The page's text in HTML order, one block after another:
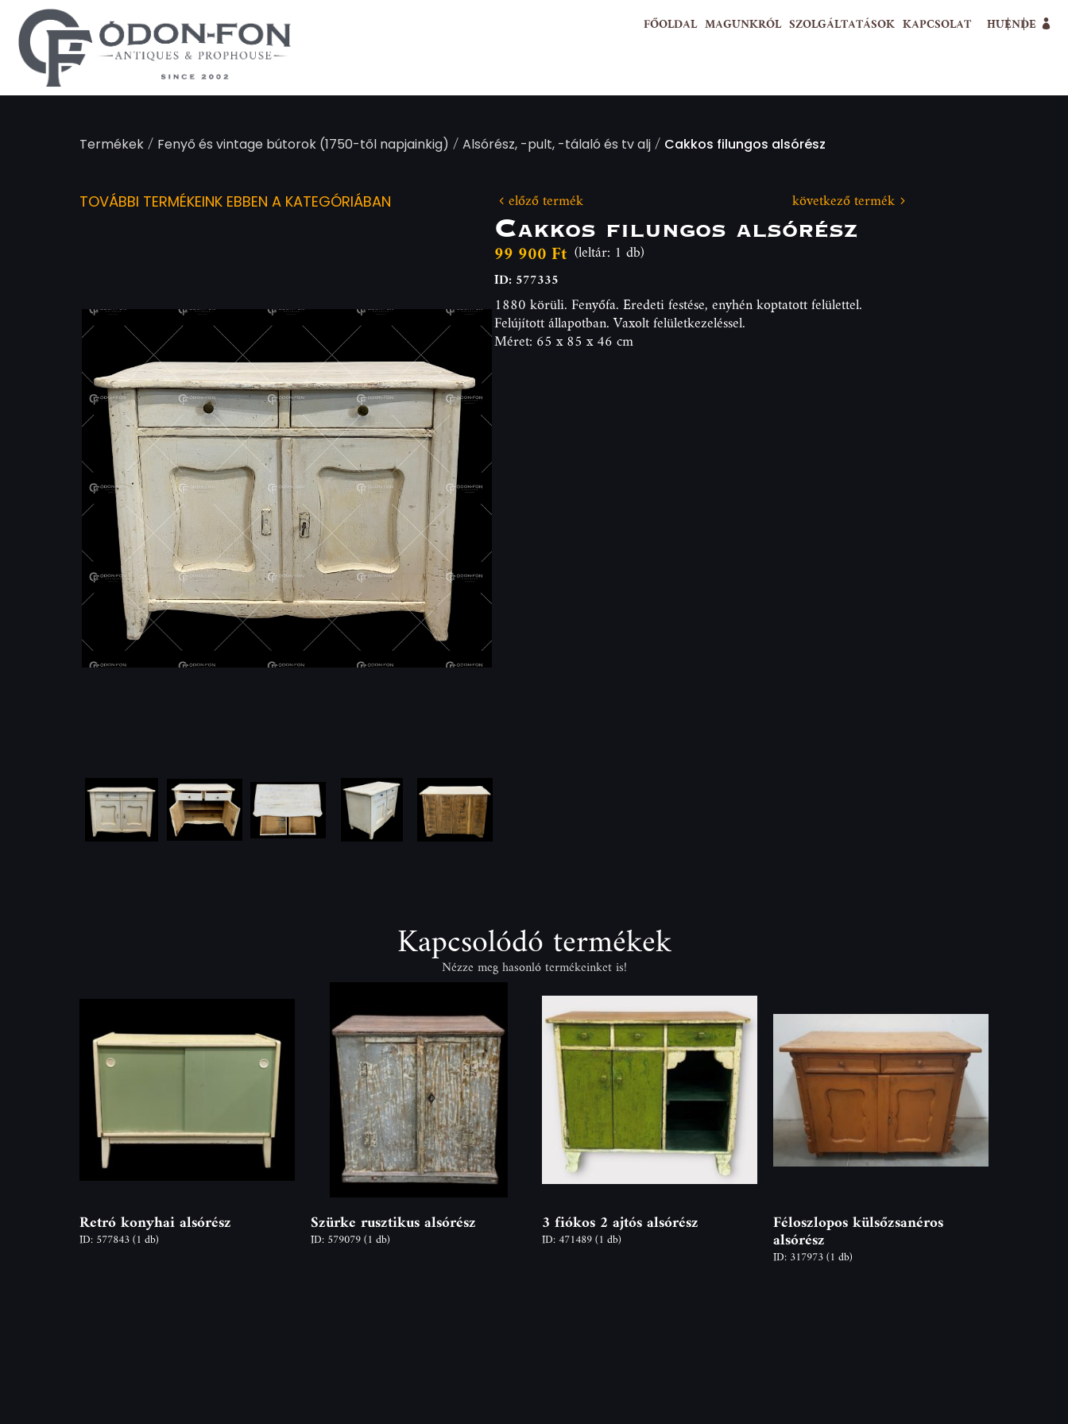
FŐOLDAL MAGUNKRÓL SZOLGÁLTATÁSOK KAPCSOLAT HUENDE
Termékek/ Fenyő és vintage bútorok (1750-től napjainkig) /Alsórész, -pult, -tálaló és tv alj/ Cakkos filungos alsórész
TOVÁBBI TERMÉKEINK EBBEN A KATEGÓRIÁBAN előző termék következő termék
Cakkos filungos alsórész
99 900 Ft (leltár: 1 db)
ID: 577335
1880 körüli. Fenyőfa. Eredeti festése, enyhén koptatott felülettel.
Felújított állapotban. Vaxolt felületkezeléssel.
Méret: 65 x 85 x 46 cm
Kapcsolódó termékek
Nézze meg hasonló termékeinket is!
Retró konyhai alsórész
ID: 577843(1 db)
Szürke rusztikus alsórész
ID: 579079(1 db)
3 fiókos 2 ajtós alsórész
ID: 471489(1 db)
Féloszlopos külsőzsanéros
alsórész
ID: 317973(1 db)
Süti preferenciák